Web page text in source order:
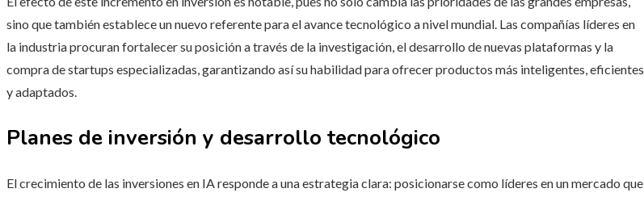
sino que también establece un nuevo referente para el avance tecnológico a nivel mundial. Las compañías líderes en
la industria procuran fortalecer su posición a través de la investigación, el desarrollo de nuevas plataformas y la
compra de startups especializadas, garantizando así su habilidad para ofrecer productos más inteligentes, eficientes
y adaptados.
Planes de inversión y desarrollo tecnológico
El crecimiento de las inversiones en IA responde a una estrategia clara: posicionarse como líderes en un mercado que